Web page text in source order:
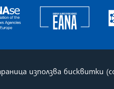
The Assocoation of the
използва бисквитки